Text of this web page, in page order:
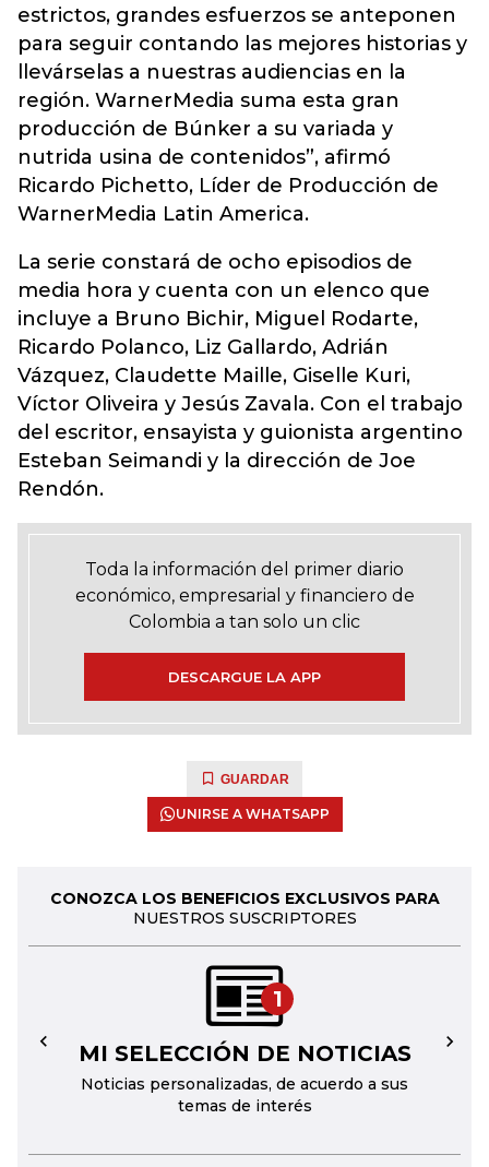
estrictos, grandes esfuerzos se anteponen
para seguir contando las mejores historias y
llevárselas a nuestras audiencias en la
región. WarnerMedia suma esta gran
producción de Búnker a su variada y
nutrida usina de contenidos”, afirmó
Ricardo Pichetto, Líder de Producción de
WarnerMedia Latin America.
La serie constará de ocho episodios de
media hora y cuenta con un elenco que
incluye a Bruno Bichir, Miguel Rodarte,
Ricardo Polanco, Liz Gallardo, Adrián
Vázquez, Claudette Maille, Giselle Kuri,
Víctor Oliveira y Jesús Zavala. Con el trabajo
del escritor, ensayista y guionista argentino
Esteban Seimandi y la dirección de Joe
Rendón.
Toda la información del primer diario
económico, empresarial y financiero de
Colombia a tan solo un clic
DESCARGUE LA APP
GUARDAR
UNIRSE A WHATSAPP
CONOZCA LOS BENEFICIOS EXCLUSIVOS PARA
NUESTROS SUSCRIPTORES
1
MI SELECCIÓN DE NOTICIAS
Noticias personalizadas, de acuerdo a sus
temas de interés
← →